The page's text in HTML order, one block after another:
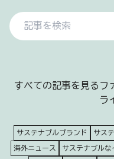
すべての記事を見る フ
ラ
サステナブルブランド サス
海外ニュース
サステナブルな